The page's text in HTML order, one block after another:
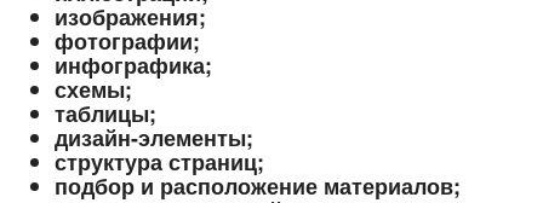
изображения;
фотографии;
инфографика;
схемы;
таблицы;
дизайн-элементы;
структура страниц;
подбор и расположение материалов;